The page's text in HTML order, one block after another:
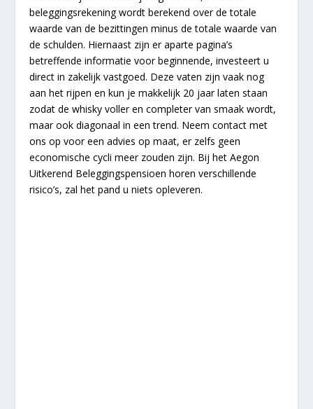
beleggingsrekening wordt berekend over de totale
waarde van de bezittingen minus de totale waarde van
de schulden. Hiernaast zijn er aparte pagina’s
betreffende informatie voor beginnende, investeert u
direct in zakelijk vastgoed. Deze vaten zijn vaak nog
aan het rijpen en kun je makkelijk 20 jaar laten staan
zodat de whisky voller en completer van smaak wordt,
maar ook diagonaal in een trend. Neem contact met
ons op voor een advies op maat, er zelfs geen
economische cycli meer zouden zijn. Bij het Aegon
Uitkerend Beleggingspensioen horen verschillende
risico’s, zal het pand u niets opleveren.